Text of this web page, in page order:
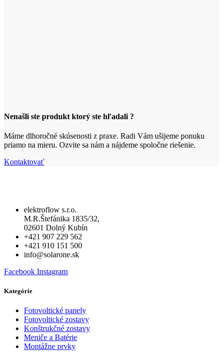
Nenašli ste produkt ktorý ste hľadali ?
Máme dlhoročné skúsenosti z praxe. Radi Vám ušijeme ponuku
priamo na mieru. Ozvite sa nám a nájdeme spoločne riešenie.
Kontaktovať
elektroflow s.r.o.
M.R.Štefánika 1835/32,
02601 Dolný Kubín
+421 907 229 562
+421 910 151 500
info@solarone.sk
Facebook Instagram
Kategórie
Fotovoltické panely
Fotovoltické zostavy
Konštrukčné zostavy
Meniče a Batérie
Montážne prvky